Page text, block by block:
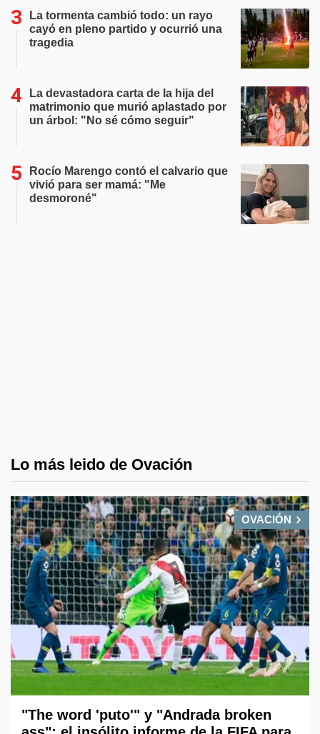
La tormenta cambió todo: un rayo
cayó en pleno partido y ocurrió una
tragedia
La devastadora carta de la hija del
matrimonio que murió aplastado por
un árbol: "No sé cómo seguir"
Rocío Marengo contó el calvario que
vivió para ser mamá: "Me
desmoroné"
Lo más leido de Ovación
OVACIÓN
"The word 'puto'" y "Andrada broken